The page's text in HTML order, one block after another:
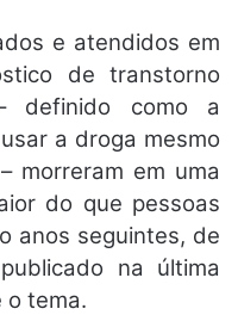
e atendidos em
de transtorno
definido como a
a droga mesmo
morreram em uma
do que pessoas
anos seguintes, de
na última
o tema.